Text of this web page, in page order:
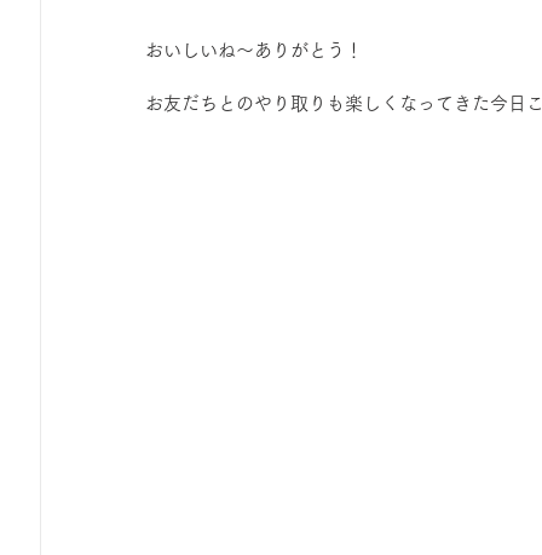
おいしいね～ありがとう！
お友だちとのやり取りも楽しくなってきた今日